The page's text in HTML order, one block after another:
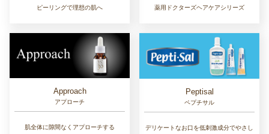
ピーリングで理想の肌へ
薬用ドクターズヘアケアシリーズ
Approach
アプローチ
肌全体に隙間なくアプローチする
Peptisal
ペプチサル
デリケートなお口を低刺激成分でやさし